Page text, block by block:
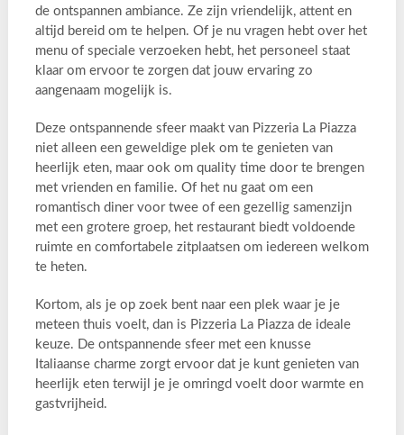
de ontspannen ambiance. Ze zijn vriendelijk, attent en
altijd bereid om te helpen. Of je nu vragen hebt over het
menu of speciale verzoeken hebt, het personeel staat
klaar om ervoor te zorgen dat jouw ervaring zo
aangenaam mogelijk is.
Deze ontspannende sfeer maakt van Pizzeria La Piazza
niet alleen een geweldige plek om te genieten van
heerlijk eten, maar ook om quality time door te brengen
met vrienden en familie. Of het nu gaat om een
romantisch diner voor twee of een gezellig samenzijn
met een grotere groep, het restaurant biedt voldoende
ruimte en comfortabele zitplaatsen om iedereen welkom
te heten.
Kortom, als je op zoek bent naar een plek waar je je
meteen thuis voelt, dan is Pizzeria La Piazza de ideale
keuze. De ontspannende sfeer met een knusse
Italiaanse charme zorgt ervoor dat je kunt genieten van
heerlijk eten terwijl je je omringd voelt door warmte en
gastvrijheid.